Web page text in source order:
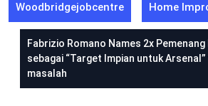
Woodbridgejobcentre Home
Fabrizio Romano Names 2x Pemenang
sebagai “Target Impian untuk
masalah